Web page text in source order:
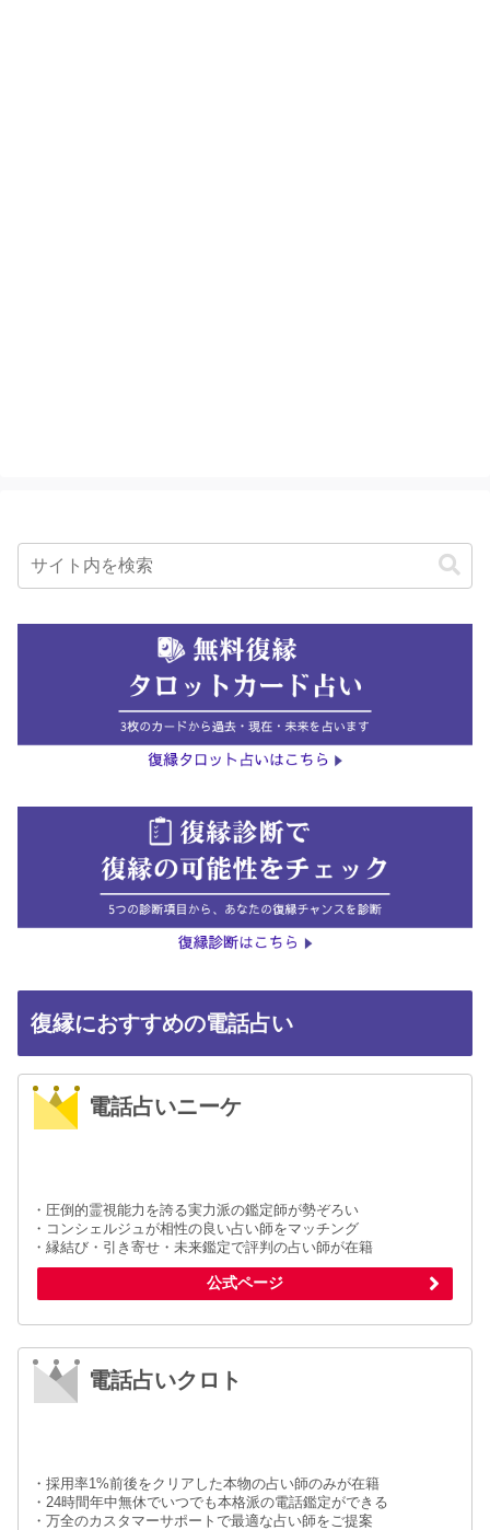
復縁におすすめの電話占い
電話占いニーケ
・圧倒的霊視能力を誇る実力派の鑑定師が勢ぞろい
・コンシェルジュが相性の良い占い師をマッチング
・縁結び・引き寄せ・未来鑑定で評判の占い師が在籍
公式ページ
電話占いクロト
・採用率1%前後をクリアした本物の占い師のみが在籍
・24時間年中無休でいつでも本格派の電話鑑定ができる
・万全のカスタマーサポートで最適な占い師をご提案